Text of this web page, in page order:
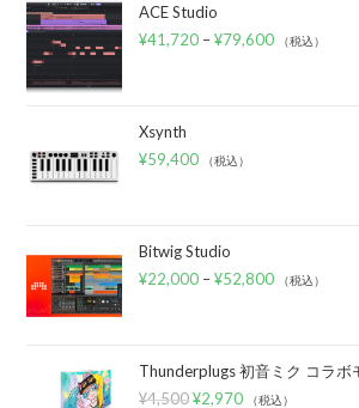
ACE Studio
¥41,720 –¥79,600 （税込）
Xsynth
¥59,400 （税込）
Bitwig Studio
¥22,000 –¥52,800 （税込）
Thunderplugs 初音ミク コラボ
¥4,500 ¥2,970 （税込）